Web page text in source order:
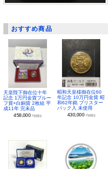
おすすめ商品
天皇陛下御在位十年
記念 1万円金貨プルー
フ貨+白銅貨 2枚組 平
成11年 完未品
458,000 円(税別)
昭和天皇様御在位60
年記念 10万円金貨 昭
和62年銘 ブリスター
パック入 未使用
430,000 円(税別)